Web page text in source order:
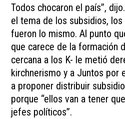
Todos chocaron el país”,
el tema de los subsidios,
fueron lo mismo. Al punto
que carece de la formación
cercana a los K- le metió
kirchnerismo y a Juntos por
a proponer distribuir
porque “ellos van a tener
jefes políticos”.